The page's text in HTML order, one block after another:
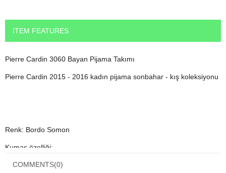
ITEM FEATURES
Pierre Cardin 3060 Bayan Pijama Takımı
Pierre Cardin 2015 - 2016 kadın pijama sonbahar - kış koleksiyonu
Renk: Bordo Somon
Kumaş özelliği:
Üst: %100 Pamuk
COMMENTS(0)